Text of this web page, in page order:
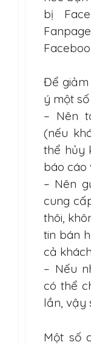
bị
Để
ý một số
– Nên
(nếu
thể hủy
báo cáo
– Nên
cung
thôi,
tin bán
cả
– Nếu
có thể
lần, vậy
Một số